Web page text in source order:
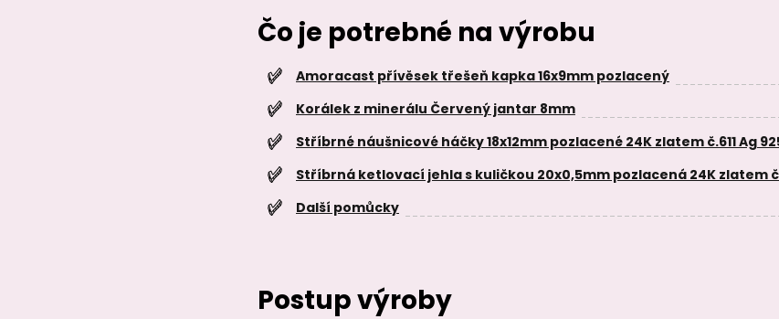
Čo je potrebné na výrobu
Amoracast přívěsek třešeň kapka 16x9mm pozlacený
Korálek z minerálu Červený jantar 8mm
Stříbrné náušnicové háčky 18x12mm pozlacené 24K zlatem č.611 Ag
Stříbrná ketlovací jehla s kuličkou 20x0,5mm pozlacená 24K zlatem
Další pomůcky
Postup výroby